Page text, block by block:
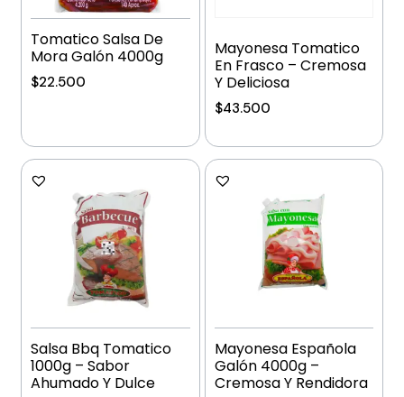
Tomatico Salsa De
Mora Galón 4000g
$22.500
Mayonesa Tomatico
En Frasco – Cremosa
Y Deliciosa
$43.500
Salsa Bbq Tomatico
1000g – Sabor
Ahumado Y Dulce
Mayonesa Española
Galón 4000g –
Cremosa Y Rendidora